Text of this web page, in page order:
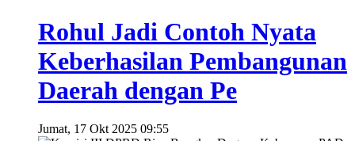
Rohul Jadi Contoh Nyata
Keberhasilan Pembangunan
Daerah dengan Pe
Jumat, 17 Okt 2025 09:55